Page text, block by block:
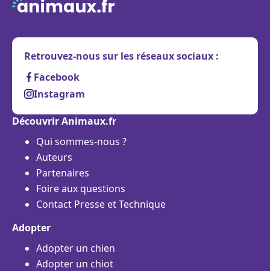
Retrouvez-nous sur les réseaux sociaux :
Facebook
Instagram
Découvrir Animaux.fr
Qui sommes-nous ?
Auteurs
Partenaires
Foire aux questions
Contact Presse et Technique
Adopter
Adopter un chien
Adopter un chiot